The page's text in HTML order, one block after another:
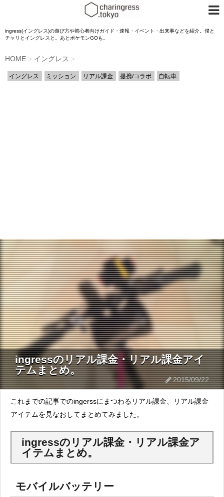
ingress(イングレス)の遊び方や初心者向けガイド・速報・イベント・出来事などを紹介。僕と
チャリとイングレスと。あとポケモンGOも。
HOME > イングレス >
イングレス ミッション リアル課金 提携/コラボ 自転車
ingressのリアル課金・リアル課金アイ
テムまとめ。
2015/09/22
これまでの記事でのingerssにまつわるリアル課金、リアル課金
アイテムを見なおしてまとめてみました。
ingressのリアル課金・リアル課金ア
イテムまとめ。
モバイルバッテリー